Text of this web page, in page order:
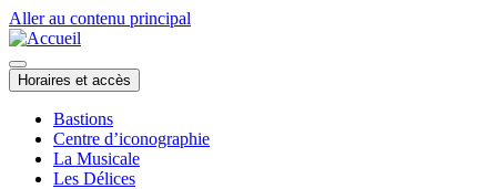
Aller au contenu principal
Horaires et accès
Bastions
Centre d’iconographie
La Musicale
Les Délices